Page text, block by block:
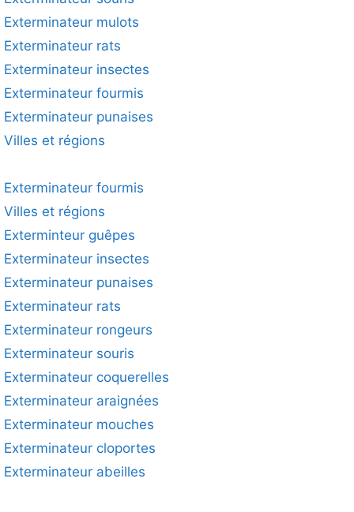
Exterminateur mulots
Exterminateur rats
Exterminateur insectes
Exterminateur fourmis
Exterminateur punaises
Villes et régions
Exterminateur fourmis
Villes et régions
Exterminteur guêpes
Exterminateur insectes
Exterminateur punaises
Exterminateur rats
Exterminateur rongeurs
Exterminateur souris
Exterminateur coquerelles
Exterminateur araignées
Exterminateur mouches
Exterminateur cloportes
Exterminateur abeilles